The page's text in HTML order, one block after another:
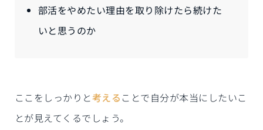
部活をやめたい理由を取り除けたら続けた
いと思うのか
ここをしっかりと考える ことで自分が本当にしたいこ
とが見えてくるでしょう。